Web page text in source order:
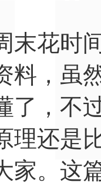
末花时
料，虽
了，不
理还是
家。这